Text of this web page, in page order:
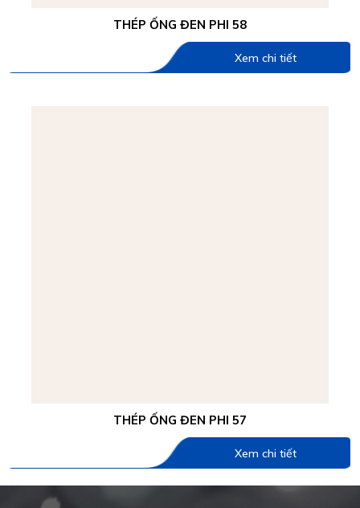
THÉP ỐNG ĐEN PHI 58
Xem chi tiết
THÉP ỐNG ĐEN PHI 57
Xem chi tiết